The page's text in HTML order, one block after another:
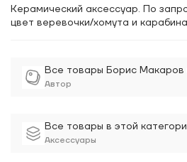
Все товары Борис Макаров
Автор
Все товары в этой
Аксессуары
Керамический аксессуар. По
цвет веревочки/хомута и